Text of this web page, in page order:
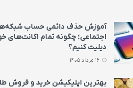
آموزش حذف دائمی حساب
اجتماعی؛ چگونه تمام اکانت‌های
دیلیت کنیم؟
بهترین اپلیکیشن خرید و فروش